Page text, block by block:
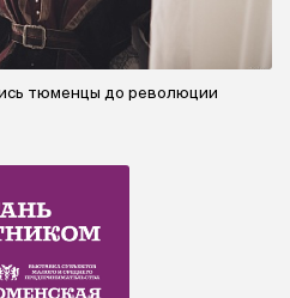
тюменцы до революции